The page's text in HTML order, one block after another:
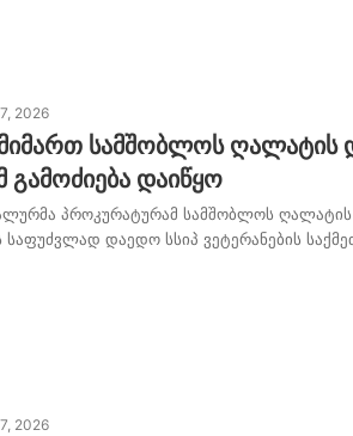
2026
მიმართ სამშობლოს ღალატის
დაიწყო
პროკურატურამ სამშობლოს ღალატის
საფუძვლად დაედო სსიპ ვეტერანების
2026